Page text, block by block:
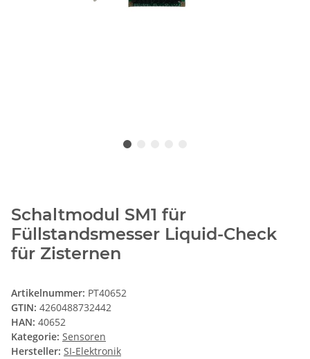
Schaltmodul SM1 für
Füllstandsmesser Liquid-Check
für Zisternen
Artikelnummer: PT40652
GTIN: 4260488732442
HAN: 40652
Kategorie: Sensoren
Hersteller: SI-Elektronik